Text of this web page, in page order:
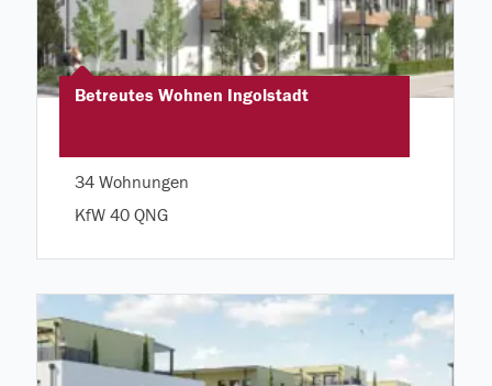
Betreutes Wohnen Ingolstadt
34 Wohnungen
KfW 40 QNG